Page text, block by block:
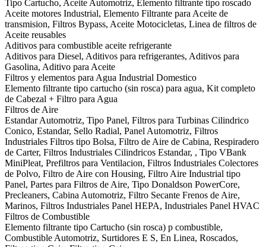
Tipo Cartucho, Aceite Automotriz, Elemento filtrante tipo roscado
Aceite motores Industrial, Elemento Filtrante para Aceite de
transmision, Filtros Bypass, Aceite Motocicletas, Linea de filtros de
Aceite reusables
Aditivos para combustible aceite refrigerante
Aditivos para Diesel, Aditivos para refrigerantes, Aditivos para
Gasolina, Aditivo para Aceite
Filtros y elementos para Agua Industrial Domestico
Elemento filtrante tipo cartucho (sin rosca) para agua, Kit completo
de Cabezal + Filtro para Agua
Filtros de Aire
Estandar Automotriz, Tipo Panel, Filtros para Turbinas Cilindrico
Conico, Estandar, Sello Radial, Panel Automotriz, Filtros
Industriales Filtros tipo Bolsa, Filtro de Aire de Cabina, Respiradero
de Carter, Filtros Industriales Cilindricos Estandar, , Tipo VBank
MiniPleat, Prefiltros para Ventilacion, Filtros Industriales Colectores
de Polvo, Filtro de Aire con Housing, Filtro Aire Industrial tipo
Panel, Partes para Filtros de Aire, Tipo Donaldson PowerCore,
Precleaners, Cabina Automotriz, Filtro Secante Frenos de Aire,
Marinos, Filtros Industriales Panel HEPA, Industriales Panel HVAC
Filtros de Combustible
Elemento filtrante tipo Cartucho (sin rosca) p combustible,
Combustible Automotriz, Surtidores E S, En Linea, Roscados,